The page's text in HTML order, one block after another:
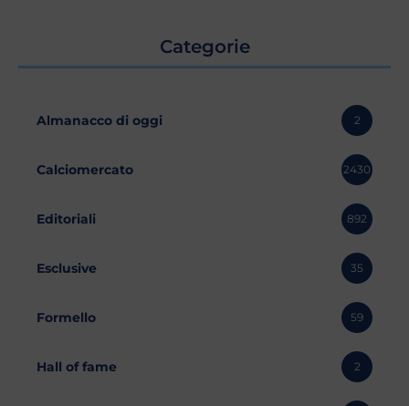
Categorie
Almanacco di oggi 2
Calciomercato 2430
Editoriali 892
Esclusive 35
Formello 59
Hall of fame 2